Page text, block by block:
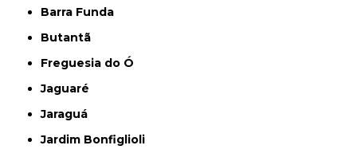
Barra Funda
Butantã
Freguesia do Ó
Jaguaré
Jaraguá
Jardim Bonfiglioli